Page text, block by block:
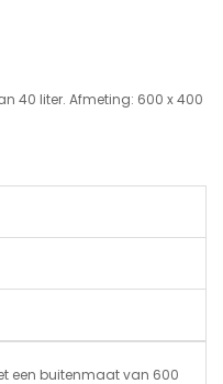
40 liter. Afmeting: 600 x 400
een buitenmaat van 600